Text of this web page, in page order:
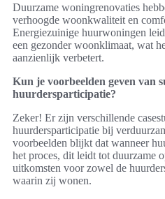
Duurzame woningrenovaties
verhoogde woonkwaliteit en
Energiezuinige huurwoningen
een gezonder woonklimaat, wat
aanzienlijk verbetert.
Kun je voorbeelden geven van
huurdersparticipatie?
Zeker! Er zijn verschillende
huurdersparticipatie bij
voorbeelden blijkt dat wanneer
het proces, dit leidt tot duurzame
uitkomsten voor zowel de
waarin zij wonen.